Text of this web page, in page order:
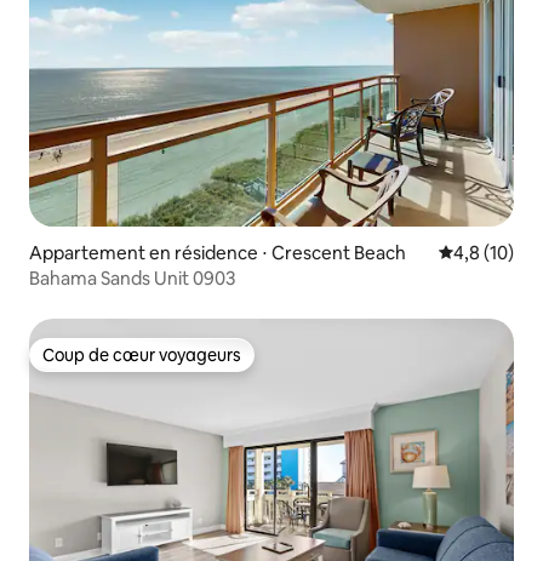
Appartement en résidence ⋅ Crescent Beach Évaluation
4,8 (10)
Bahama Sands Unit 0903
Coup de cœur voyageurs
Coup de cœur voyageurs